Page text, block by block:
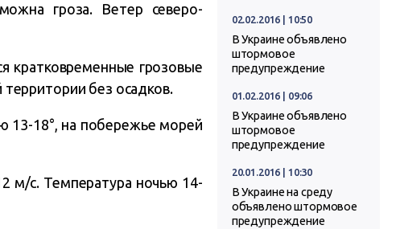
гроза. Ветер северо-
кратковременные грозовые
без осадков.
13-18°, на побережье морей
м/с. Температура ночью 14-
02.02.2016 | 10:50
В Украине объявлено
штормовое
предупреждение
01.02.2016 | 09:06
В Украине объявлено
штормовое
предупреждение
20.01.2016 | 10:30
В Украине на среду
объявлено штормовое
предупреждение